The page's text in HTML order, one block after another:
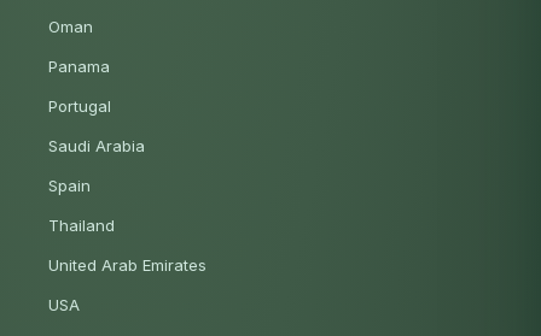
Oman
Panama
Portugal
Saudi Arabia
Spain
Thailand
United Arab Emirates
USA